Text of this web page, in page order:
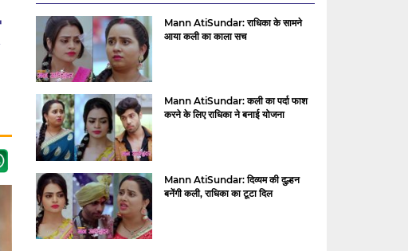
Mann AtiSundar: राधिका के सामने
आया कली का काला सच
Mann AtiSundar: कली का पर्दा फाश
करने के लिए राधिका ने बनाई योजना
Mann AtiSundar: दिव्यम की दुल्हन
बनेंगी कली, राधिका का टूटा दिल